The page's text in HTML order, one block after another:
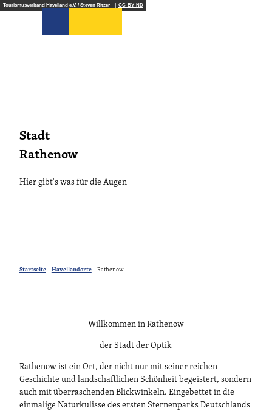
ZTourismusverband Havelland e.V. / Steven Ritzer | CC-BY-ND
Stadt
Rathenow
Hier gibt's was für die Augen
Startseite Havellandorte Rathenow
Willkommen in Rathenow
der Stadt der Optik
Rathenow ist ein Ort, der nicht nur mit seiner reichen
Geschichte und landschaftlichen Schönheit begeistert, sondern
auch mit überraschenden Blickwinkeln. Eingebettet in die
einmalige Naturkulisse des ersten Sternenparks Deutschlands